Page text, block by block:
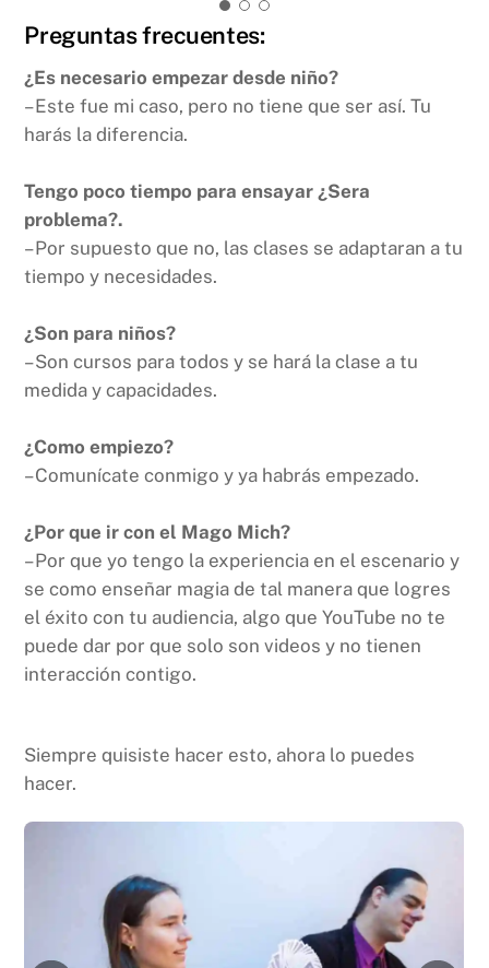
Preguntas frecuentes:
¿Es necesario empezar desde niño?
– Este fue mi caso, pero no tiene que ser así. Tu
harás la diferencia.
Tengo poco tiempo para ensayar ¿Sera
problema?.
– Por supuesto que no, las clases se adaptaran a tu
tiempo y necesidades.
¿Son para niños?
– Son cursos para todos y se hará la clase a tu
medida y capacidades.
¿Como empiezo?
– Comunícate conmigo y ya habrás empezado.
¿Por que ir con el Mago Mich?
– Por que yo tengo la experiencia en el escenario y
se como enseñar magia de tal manera que logres
el éxito con tu audiencia, algo que YouTube no te
puede dar por que solo son videos y no tienen
interacción contigo.
Siempre quisiste hacer esto, ahora lo puedes
hacer.